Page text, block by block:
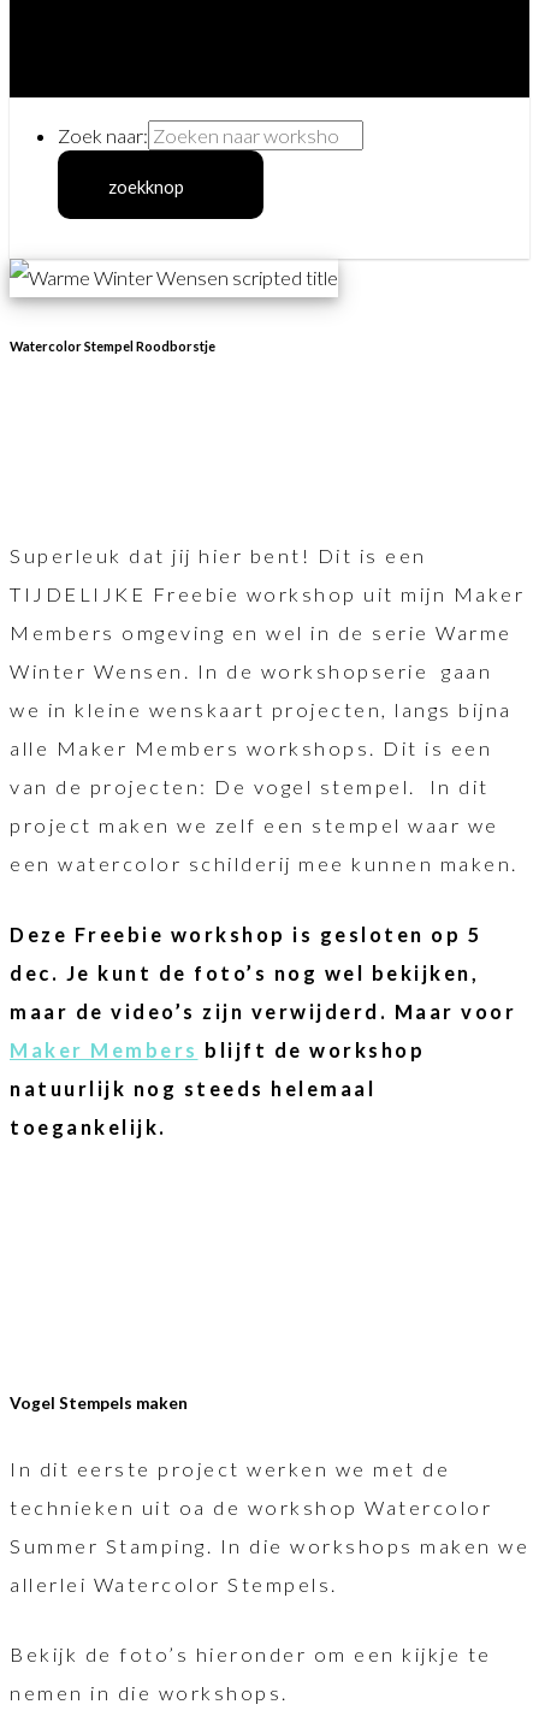
Zoek naar:
zoekknop
Watercolor Stempel Roodborstje
Superleuk dat jij hier bent! Dit is een
TIJDELIJKE Freebie workshop uit mijn Maker
Members omgeving en wel in de serie Warme
Winter Wensen. In de workshopserie gaan
we in kleine wenskaart projecten, langs bijna
alle Maker Members workshops. Dit is een
van de projecten: De vogel stempel. In dit
project maken we zelf een stempel waar we
een watercolor schilderij mee kunnen maken.
Deze Freebie workshop is gesloten op 5
dec. Je kunt de foto’s nog wel bekijken,
maar de video’s zijn verwijderd. Maar voor
Maker Members blijft de workshop
natuurlijk nog steeds helemaal
toegankelijk.
Vogel Stempels maken
In dit eerste project werken we met de
technieken uit oa de workshop Watercolor
Summer Stamping. In die workshops maken we
allerlei Watercolor Stempels.
Bekijk de foto’s hieronder om een kijkje te
nemen in die workshops.